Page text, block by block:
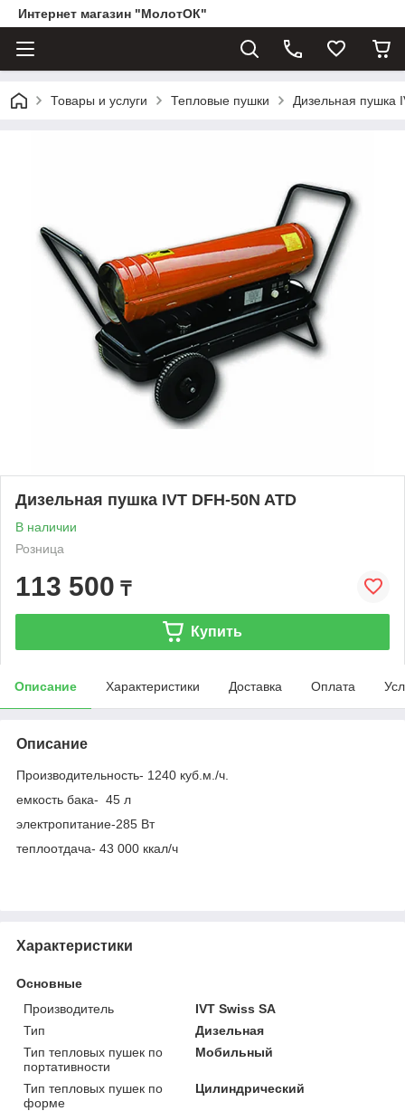
Интернет магазин "МолотОК"
Товары и услуги Тепловые пушки Дизельная пушка
Дизельная пушка IVT DFH-50N ATD
В наличии
Розница
113 500 ₸
Купить
Описание Характеристики Доставка Оплата
Описание
Производительность- 1240 куб.м./ч.
емкость бака- 45 л
электропитание-285 Вт
теплоотдача- 43 000 ккал/ч
Характеристики
Основные
Производитель
IVT Swiss SA
Тип
Дизельная
Тип тепловых пушек по
портативности
Мобильный
Тип тепловых пушек по
форме
Цилиндрический